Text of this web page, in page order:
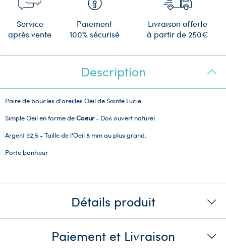
Service
après vente
Paiement
100% sécurisé
Livraison offerte
à partir de 250€
Description
Paire de boucles d'oreilles Oeil de Sainte Lucie
Simple Oeil en forme deCoeur- Dos ouvert naturel
Argent 92,5 - Taille de l'Oeil 8 mm au plus grand.
Porte bonheur
Détails produit
Paiement et Livraison